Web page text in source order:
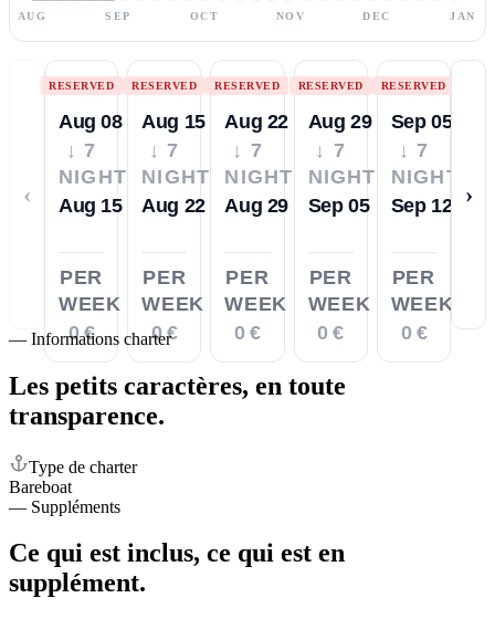
AUG SEP OCT NOV DEC JAN
‹
RESERVED
Aug 08
↓ 7
NIGHTS
Aug 15
PER
WEEK
0 €
RESERVED
Aug 15
↓ 7
NIGHTS
Aug 22
PER
WEEK
0 €
RESERVED
Aug 22
↓ 7
NIGHTS
Aug 29
PER
WEEK
0 €
RESERVED
Aug 29
↓ 7
NIGHTS
Sep 05
PER
WEEK
0 €
RESERVED
Sep 05
↓ 7
NIGHTS
Sep 12
PER
WEEK
0 €
›
— Informations charter
Les petits caractères, en toute
transparence.
Type de charter
Bareboat
— Suppléments
Ce qui est inclus, ce qui est en
supplément.